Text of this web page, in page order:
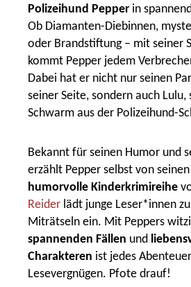
Polizeihund Pepper in
Ob Diamanten-Diebinnen,
oder Brandstiftung – mit seiner
kommt Pepper jedem
Dabei hat er nicht nur seinen
seiner Seite, sondern auch
Schwarm aus der Polizeihund-
Bekannt für seinen Humor und
erzählt Pepper selbst von
humorvolle Kinderkrimireihe
Reider lädt junge Leser*innen
Miträtseln ein. Mit Peppers
spannenden Fällen und
Charakteren ist jedes
Lesevergnügen. Pfote drauf!